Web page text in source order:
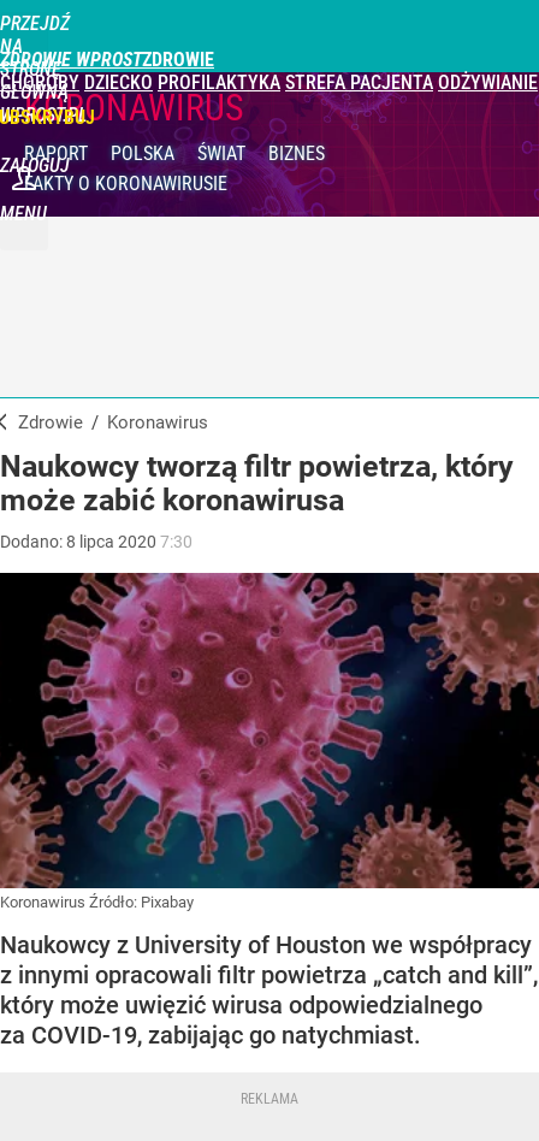
PRZEJDŹ
NA
STRONĘ
GŁÓWNĄ
WPROST.PL
ZDROWIE WPROST
CHOROBY DZIECKO PROFILAKTYKA STREFA PACJENTA ODŻYWIANIE
ZALOGUJ
MENU
KORONAWIRUS
RAPORT POLSKA ŚWIAT
BIZNES
FAKTY O KORONAWIRUSIE
Zdrowie / Koronawirus
Naukowcy tworzą filtr powietrza, który
może zabić koronawirusa
Dodano:8 lipca 2020 7:30
Koronawirus Źródło: Pixabay
Naukowcy z University of Houston we współpracy
z innymi opracowali filtr powietrza „catch and kill”,
który może uwięzić wirusa odpowiedzialnego
za COVID-19, zabijając go natychmiast.